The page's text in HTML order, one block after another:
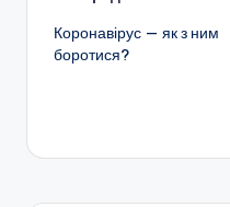
по
Коронавірус — як з ним
боротися?